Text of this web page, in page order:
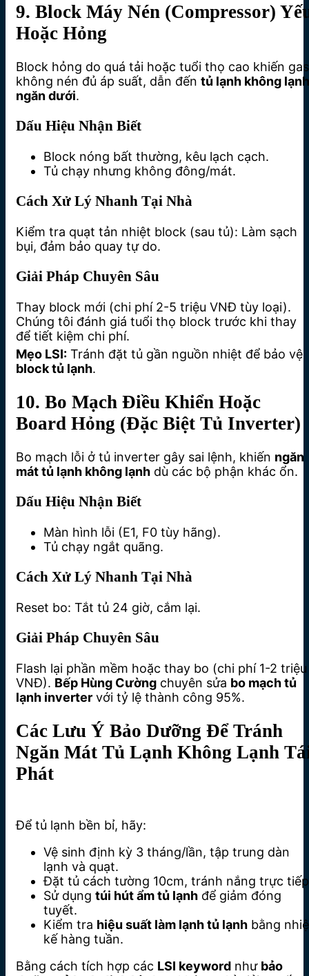
9. Block Máy Nén (Compressor)
Hoặc Hỏng
Block hỏng do quá tải hoặc tuổi thọ cao khiến gas
không nén đủ áp suất, dẫn đến tủ lạnh không lạnh
ngăn dưới.
Dấu Hiệu Nhận Biết
Block nóng bất thường, kêu lạch cạch.
Tủ chạy nhưng không đông/mát.
Cách Xử Lý Nhanh Tại Nhà
Kiểm tra quạt tản nhiệt block (sau tủ): Làm sạch
bụi, đảm bảo quay tự do.
Giải Pháp Chuyên Sâu
Thay block mới (chi phí 2-5 triệu VNĐ tùy loại).
Chúng tôi đánh giá tuổi thọ block trước khi thay
để tiết kiệm chi phí.
Mẹo LSI: Tránh đặt tủ gần nguồn nhiệt để bảo vệ
block tủ lạnh.
10. Bo Mạch Điều Khiển Hoặc
Board Hỏng (Đặc Biệt Tủ Inverter)
Bo mạch lỗi ở tủ inverter gây sai lệnh, khiến ngăn
mát tủ lạnh không lạnh dù các bộ phận khác ổn.
Dấu Hiệu Nhận Biết
Màn hình lỗi (E1, F0 tùy hãng).
Tủ chạy ngắt quãng.
Cách Xử Lý Nhanh Tại Nhà
Reset bo: Tắt tủ 24 giờ, cắm lại.
Giải Pháp Chuyên Sâu
Flash lại phần mềm hoặc thay bo (chi phí 1-2 triệu
VNĐ). Bếp Hùng Cường chuyên sửa bo mạch tủ
lạnh inverter với tỷ lệ thành công 95%.
Các Lưu Ý Bảo Dưỡng Để Tránh
Ngăn Mát Tủ Lạnh Không Lạnh
Phát
Để tủ lạnh bền bỉ, hãy:
Vệ sinh định kỳ 3 tháng/lần, tập trung dàn
lạnh và quạt.
Đặt tủ cách tường 10cm, tránh nắng trực
Sử dụng túi hút ẩm tủ lạnh để giảm đóng
tuyết.
Kiểm tra hiệu suất làm lạnh tủ lạnh bằng
kế hàng tuần.
Bằng cách tích hợp các LSI keyword như bảo